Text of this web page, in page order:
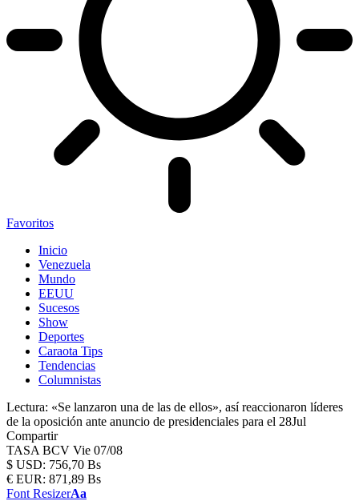
Favoritos
Inicio
Venezuela
Mundo
EEUU
Sucesos
Show
Deportes
Caraota Tips
Tendencias
Columnistas
Lectura: «Se lanzaron una de las de ellos», así reaccionaron líderes
de la oposición ante anuncio de presidenciales para el 28Jul
Compartir
TASA BCV Vie 07/08
$ USD: 756,70 Bs
€ EUR: 871,89 Bs
Font ResizerAa